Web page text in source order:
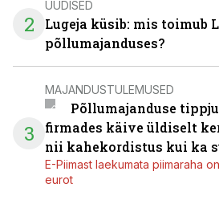
2
UUDISED
Lugeja küsib: mis toimub
põllumajanduses?
3
MAJANDUSTULEMUSED
Põllumajanduse
firmades käive üldiselt
nii kahekordistus kui ka
E-Piimast laekumata piimaraha
eurot